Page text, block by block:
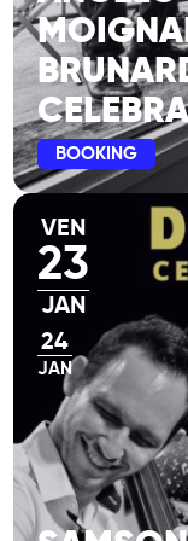
BOOKING
VEN
23
JAN
24
JAN